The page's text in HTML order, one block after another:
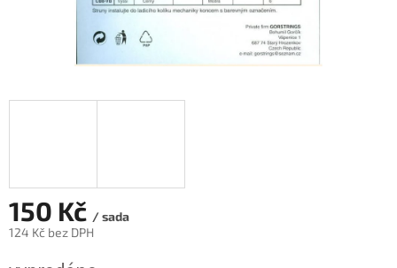
150 Kč / sada
124 Kč bez DPH